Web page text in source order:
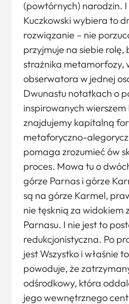
(powtórnych) narodzin. I
Kuczkowski wybiera to
rozwiązanie – nie
przyjmuje na siebie rolę,
strażnika metamorfozy,
obserwatora w jednej
Dwunastu notatkach o
inspirowanych wierszem
znajdujemy kapitalną
metaforyczno-
pomaga zrozumieć ów
proces. Mowa tu o
górze Parnas i górze
są na górze Karmel,
nie tęsknią za widokiem
Parnasu. I nie jest to
redukcjonistyczna. Po
jest Wszystko i właśnie
powoduje, że
odśrodkowy, która
jego wewnętrznego